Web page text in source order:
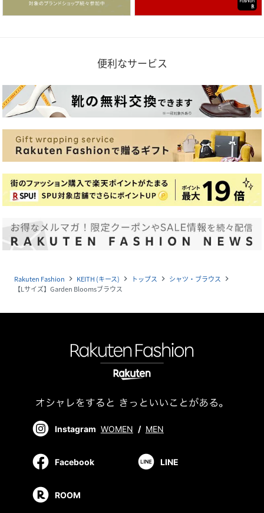
便利なサービス
Rakuten Fashion navigate_next KEITH (キース) navigate_next トップス navigate_next シャツ・ブラウス navigate_next
【Lサイズ】Garden Bloomsブラウス
Instagram WOMEN / MEN
Facebook LINE
ROOM